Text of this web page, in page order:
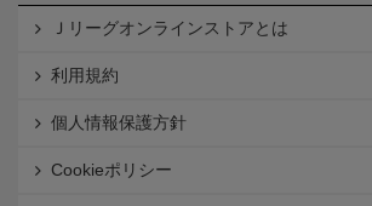
Ｊリーグオンラインストアとは
利用規約
個人情報保護方針
Cookieポリシー